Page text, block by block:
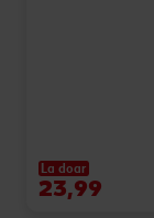
La doar
23,99